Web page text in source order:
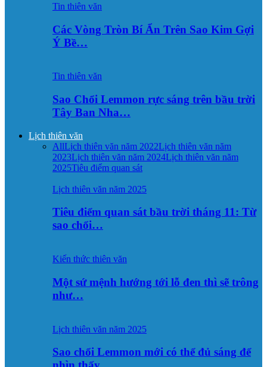
Tin thiên văn
Các Vòng Tròn Bí Ẩn Trên Sao Kim Gợi
Ý Bề…
Tin thiên văn
Sao Chổi Lemmon rực sáng trên bầu trời
Tây Ban Nha…
Lịch thiên văn
AllLịch thiên văn năm 2022Lịch thiên văn năm
2023Lịch thiên văn năm 2024Lịch thiên văn năm
2025Tiêu điểm quan sát
Lịch thiên văn năm 2025
Tiêu điểm quan sát bầu trời tháng 11: Từ
sao chổi…
Kiến thức thiên văn
Một sứ mệnh hướng tới lỗ đen thì sẽ trông
như…
Lịch thiên văn năm 2025
Sao chổi Lemmon mới có thể đủ sáng để